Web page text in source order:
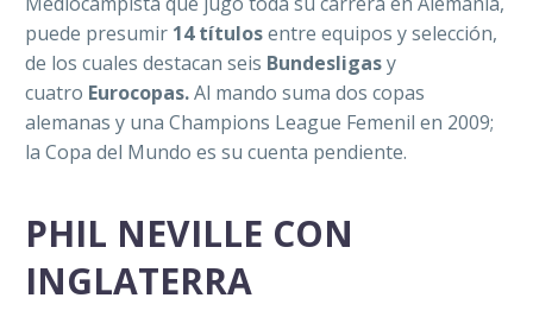
puede presumir 14 títulosentre equipos y selección,
de los cuales destacan seis Bundesligasy
cuatro Eurocopas.Al mando suma dos copas
alemanas y una Champions League Femenil en 2009;
la Copa del Mundo es su cuenta pendiente.
PHIL NEVILLE CON
INGLATERRA